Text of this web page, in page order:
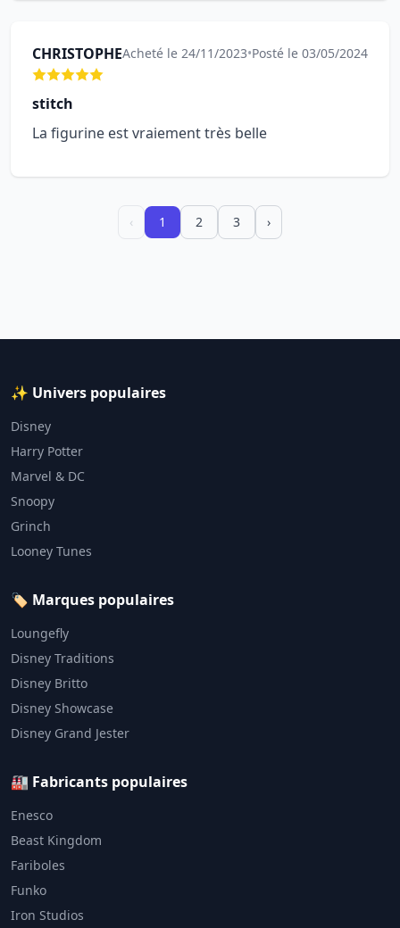
CHRISTOPHEAcheté le 24/11/2023•Posté le 03/05/2024
stitch
La figurine est vraiement très belle
‹ 1 2 3 ›
✨ Univers populaires
Disney
Harry Potter
Marvel & DC
Snoopy
Grinch
Looney Tunes
🏷️ Marques populaires
Loungefly
Disney Traditions
Disney Britto
Disney Showcase
Disney Grand Jester
🏭 Fabricants populaires
Enesco
Beast Kingdom
Fariboles
Funko
Iron Studios